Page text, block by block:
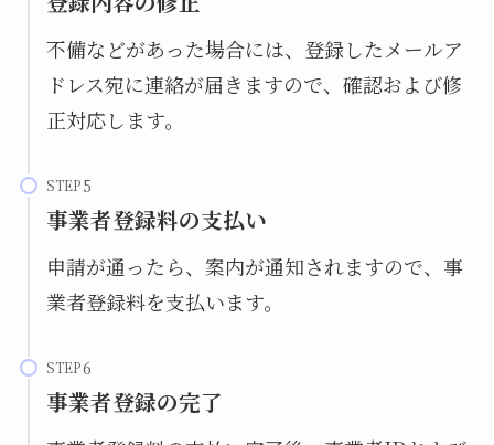
不備などがあった場合には、登録したメールア
ドレス宛に連絡が届きますので、確認および修
正対応します。
STEP
事業者登録料の支払い
申請が通ったら、案内が通知されますので、事
業者登録料を支払います。
STEP
事業者登録の完了